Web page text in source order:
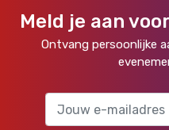
Meld je aan
Ontvang persoonlijke